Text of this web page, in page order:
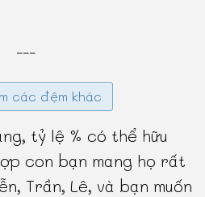
---
các đệm khác
tỷ lệ % có thể hữu
con bạn mang họ rất
Trần, Lê, và bạn muốn